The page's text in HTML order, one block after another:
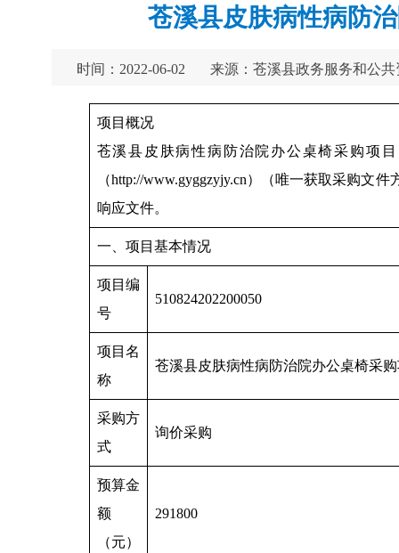
苍溪县皮肤病性病防
时间：2022-06-02 来源：苍溪县政务服务和公
项目概况
苍溪县皮肤病性病防治院办公桌椅采购项
（http://www.gyggzyjy.cn）（唯一获取采购文
响应文件。
一、项目基本情况
项目编
号
510824202200050
项目名
称
苍溪县皮肤病性病防治院办公桌椅采
采购方
式
询价采购
预算金
额
（元）
291800